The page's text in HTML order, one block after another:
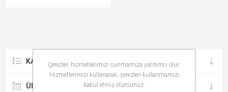
KATEGORILER
ÜRETICILER
Çerezler, hizmetlerimizi sunmamıza yardımcı olur.
Hizmetlerimizi kullanarak, çerezleri kullanmamızı
kabul etmiş olursunuz.